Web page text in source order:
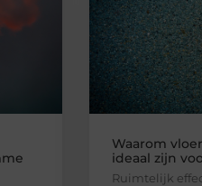
Waarom
ideaal zijn
Ruimtelijk